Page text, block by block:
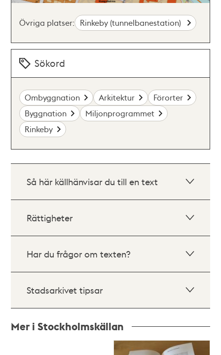
Övriga platser: Rinkeby (tunnelbanestation)
Sökord
Ombyggnation Arkitektur
Förorter
Byggnation
Miljonprogrammet
Rinkeby
Så här källhänvisar du till en text
Rättigheter
Har du frågor om texten?
Stadsarkivet tipsar
Mer i Stockholmskällan